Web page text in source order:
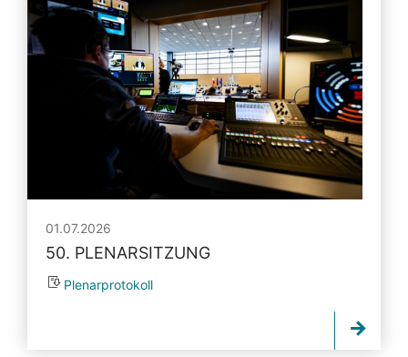
01.07.2026
50. PLENARSITZUNG
Plenarprotokoll